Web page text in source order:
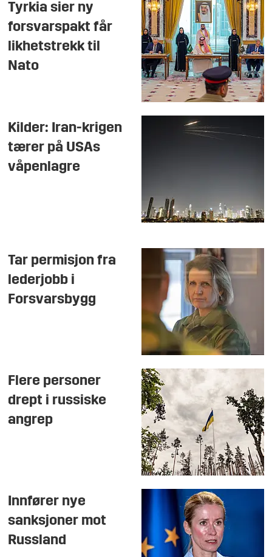
Tyrkia sier ny
forsvarspakt får
likhetstrekk til
Nato
Kilder: Iran-krigen
tærer på USAs
våpenlagre
Tar permisjon fra
lederjobb i
Forsvarsbygg
Flere personer
drept i russiske
angrep
Innfører nye
sanksjoner mot
Russland